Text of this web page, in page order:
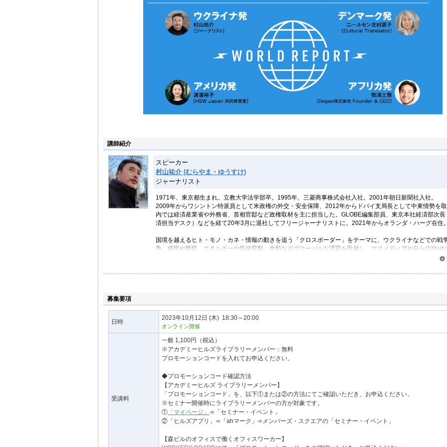
講師紹介
スピーカー
村山祐介 (むらやま・ゆうすけ)
ジャーナリスト
1971年、東京都生まれ。立教大学法学部卒。1995年、三菱商事株式会社入社。2001年朝日新聞社入社。
2009年からワシントン特派員として米政権の外交・安全保障、2012年からドバイ支局長として中東情勢を
内では経済産業省や外務省、首相官邸など政権取材を主に担当した。GLOBE編集部員、東京本社経済部次長
済担当デスク）などを経て20年3月に退社してフリージャーナリストに。2021年からオランダ・ハーグ在住。
国境を越えるヒト・モノ・カネ・情報の動きを追う「クロスボーダー」をテーマに、ウクライナなどでの戦
争、移民や難民、エネルギーや気候変動、食料などグローバルな課題を取材し、マスメディアや自らの
アメリカ大陸を舞台にした移民・難民を追った取材で2018年にATP賞テレビグランプリ・ドキュメンタリー
Youtubeチャンネル「クロスボーダーリポート」
エクソダス アメリカ国境の狂気と祈り』（新潮社）
募集要項
日時
2023年10月12日 (木) 18:30～20:00
オンライン開催
受講料
一般 1,100円（税込）
※アカデミーヒルズライブラリーメンバー：無料
プロモーションコードを入れてお申込ください。
◆プロモーションコード確認方法
【アカデミーヒルズ ライブラリーメンバー】
「プロモーションコード」を、以下①または②の方法にてご確認いただき、お申込ください。
※セミナー開催時にライブラリーメンバーの方が対象です。
① 「マイページ」 ➾「セミナー・イベント」
②「ヒルズアプリ」➾「ahマーク」➾メンバーズ・スクエアの「セミナー・イベント」
【森ビルのオフィスで働くオフィスワーカー】